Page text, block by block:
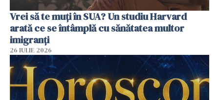
Vrei să te muți în SUA? Un studiu Harvard
arată ce se întâmplă cu sănătatea multor
imigranți
26 IULIE 2026